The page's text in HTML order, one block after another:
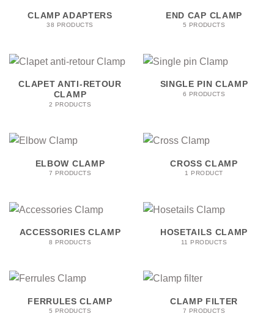
CLAMP ADAPTERS
38 PRODUCTS
END CAP CLAMP
5 PRODUCTS
CLAPET ANTI-RETOUR
CLAMP
2 PRODUCTS
SINGLE PIN CLAMP
6 PRODUCTS
ELBOW CLAMP
7 PRODUCTS
CROSS CLAMP
1 PRODUCT
ACCESSORIES CLAMP
8 PRODUCTS
HOSETAILS CLAMP
11 PRODUCTS
FERRULES CLAMP
5 PRODUCTS
CLAMP FILTER
7 PRODUCTS